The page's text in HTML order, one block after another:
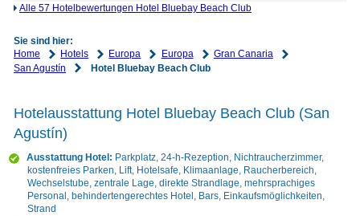
Alle 57 Hotelbewertungen Hotel Bluebay Beach Club
Sie sind hier:
Home
Hotels Europa Europa
Gran Canaria
San Agustín
Hotel Bluebay Beach Club
Hotelausstattung Hotel Bluebay Beach Club (San
Agustín)
Ausstattung Hotel: Parkplatz, 24-h-Rezeption, Nichtraucherzimmer,
kostenfreies Parken, Lift, Hotelsafe, Klimaanlage, Raucherbereich,
Wechselstube, zentrale Lage, direkte Strandlage, mehrsprachiges
Personal, behindertengerechtes Hotel, Bars, Einkaufsmöglichkeiten,
Strand